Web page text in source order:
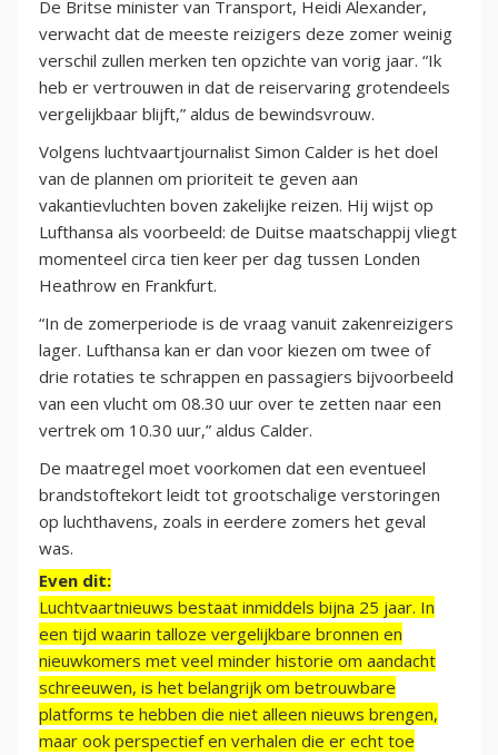
De Britse minister van Transport, Heidi Alexander,
verwacht dat de meeste reizigers deze zomer weinig
verschil zullen merken ten opzichte van vorig jaar. “Ik
heb er vertrouwen in dat de reiservaring grotendeels
vergelijkbaar blijft,” aldus de bewindsvrouw.
Volgens luchtvaartjournalist Simon Calder is het doel
van de plannen om prioriteit te geven aan
vakantievluchten boven zakelijke reizen. Hij wijst op
Lufthansa als voorbeeld: de Duitse maatschappij vliegt
momenteel circa tien keer per dag tussen Londen
Heathrow en Frankfurt.
“In de zomerperiode is de vraag vanuit zakenreizigers
lager. Lufthansa kan er dan voor kiezen om twee of
drie rotaties te schrappen en passagiers bijvoorbeeld
van een vlucht om 08.30 uur over te zetten naar een
vertrek om 10.30 uur,” aldus Calder.
De maatregel moet voorkomen dat een eventueel
brandstoftekort leidt tot grootschalige verstoringen
op luchthavens, zoals in eerdere zomers het geval
was.
Even dit:
Luchtvaartnieuws bestaat inmiddels bijna 25 jaar. In
een tijd waarin talloze vergelijkbare bronnen en
nieuwkomers met veel minder historie om aandacht
schreeuwen, is het belangrijk om betrouwbare
platforms te hebben die niet alleen nieuws brengen,
maar ook perspectief en verhalen die er echt toe